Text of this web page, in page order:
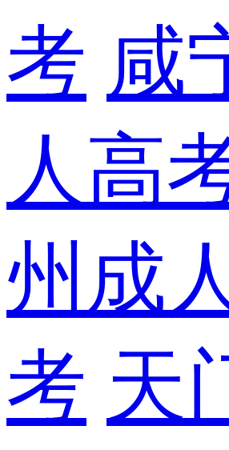
考 咸
人高
州成
考 天